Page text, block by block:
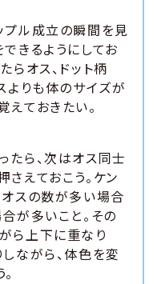
プル成立の瞬間を見
きるようにしてお
らオス、ドット柄
よりも体のサイズが
ておきたい。
たら、次はオス同士
えておこう。ケン
オスの数が多い場合
が多いこと。その
ら上下に重なり
ながら、体色を変